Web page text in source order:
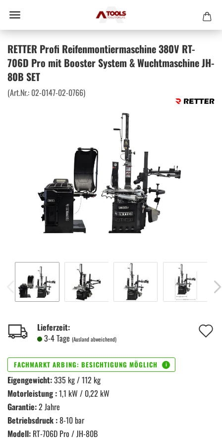
RETTER Profi Reifenmontiermaschine 380V RT-
706D Pro mit Booster System & Wuchtmaschine JH-
80B SET
(Art.Nr.: 02-0147-02-0766)
Lieferzeit:
3-4 Tage (Ausland abweichend)
Eigengewicht:335 kg / 112 kg
Motorleistung :1,1 kW / 0,22 kW
Garantie:2 Jahre
Betriebsdruck :8-10 bar
Modell: RT-706D Pro / JH-80B